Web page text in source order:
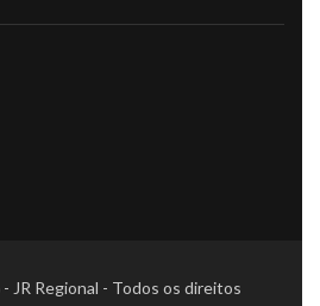
JR Regional - Todos os direitos